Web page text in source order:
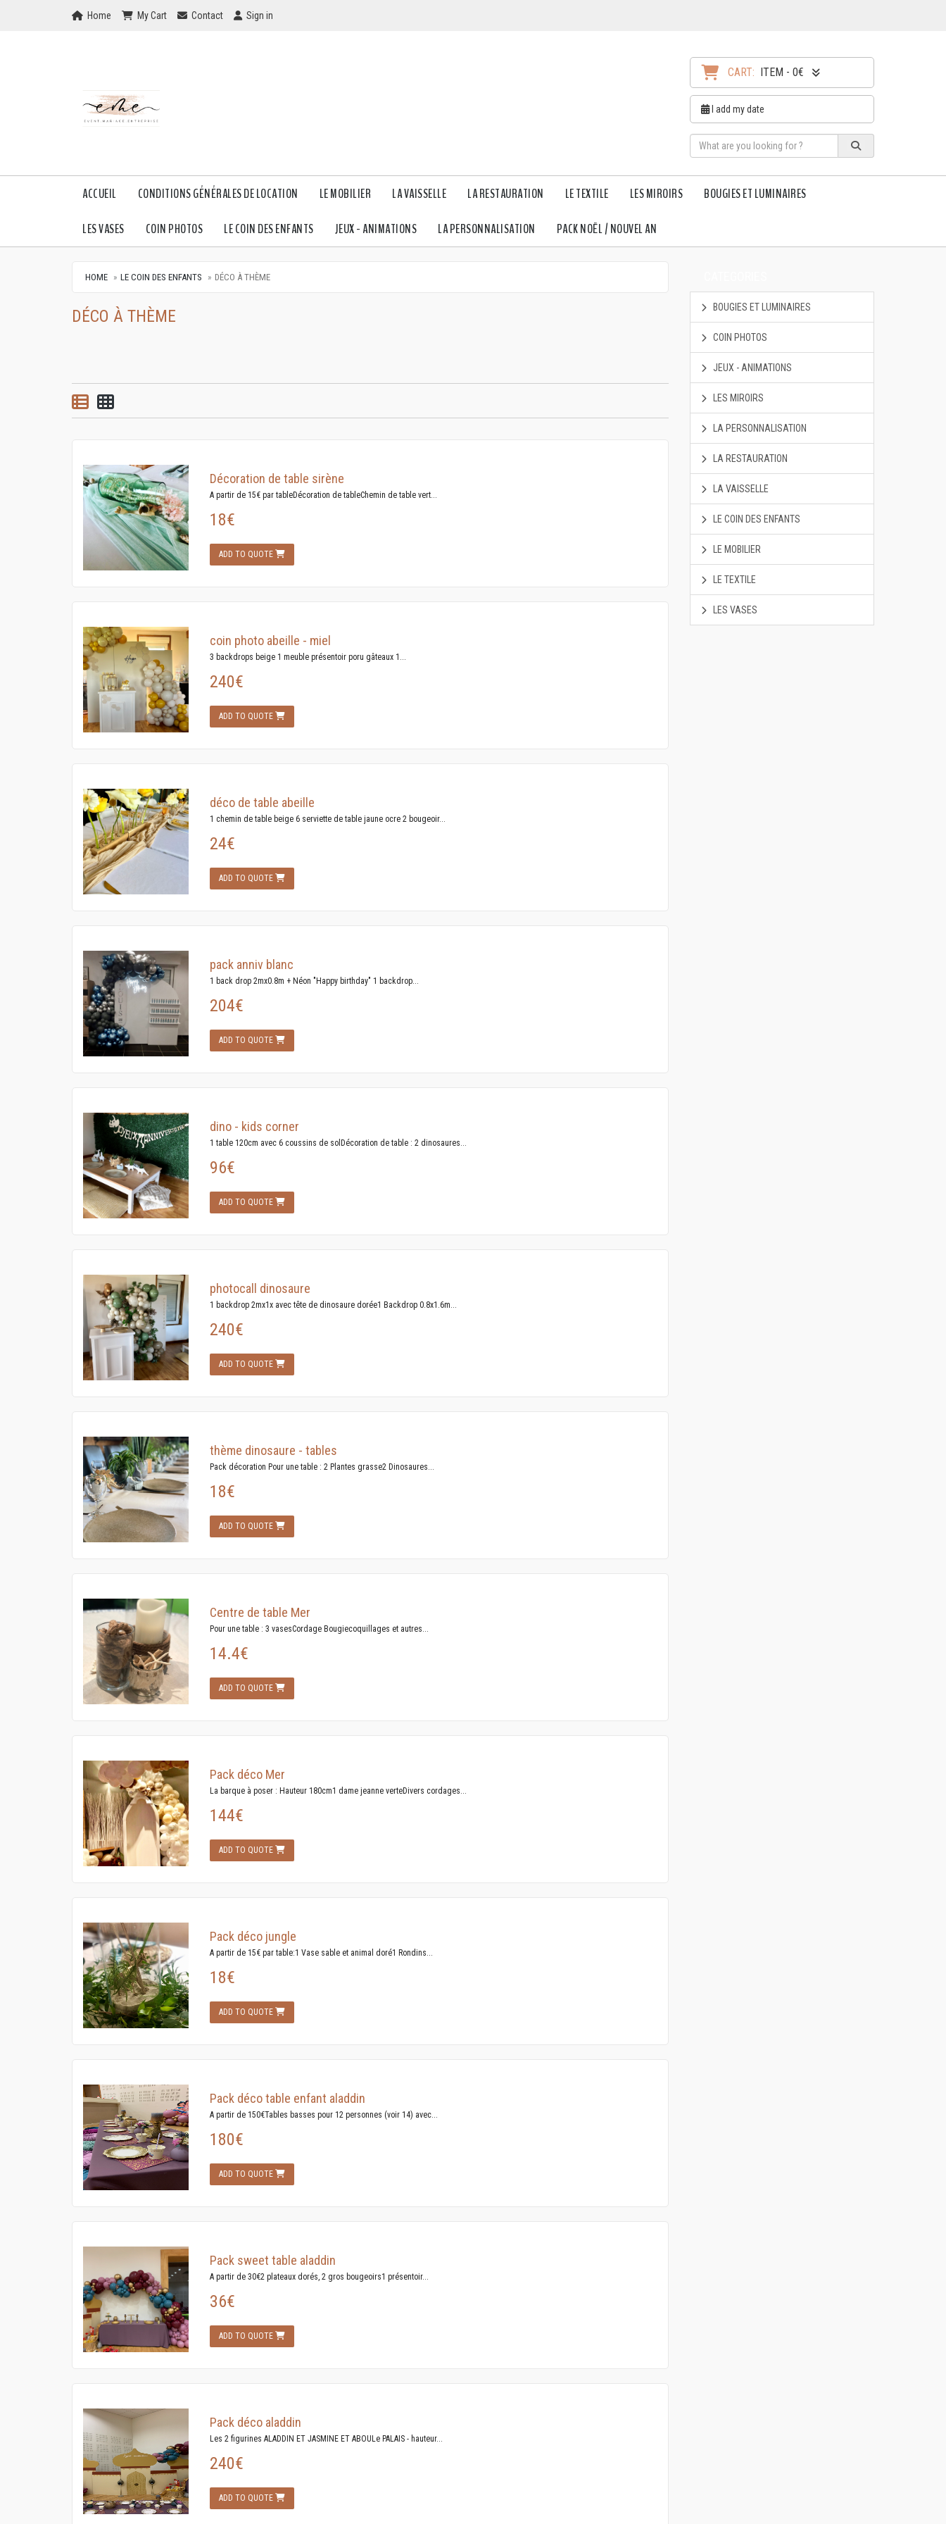
Home
Home My Cart
My Cart Checkout
Contact Checkout
Sign in
CART: ITEM - 0€
I add my date
ACCUEIL CONDITIONS GÉNÉRALES DE LOCATION LE MOBILIER LA VAISSELLE LA RESTAURATION LE TEXTILE LES MIROIRS BOUGIES ET LUMINAIRES
LES VASES COIN PHOTOS LE COIN DES ENFANTS JEUX - ANIMATIONS LA PERSONNALISATION PACK NOËL / NOUVEL AN
HOME LE COIN DES ENFANTS DÉCO À THÈME
DÉCO À THÈME
List viewGrid view
Décoration de table sirène
A partir de 15€ par tableDécoration de tableChemin de table vert...
18€
ADD TO QUOTE
coin photo abeille - miel
3 backdrops beige 1 meuble présentoir poru gâteaux 1...
240€
ADD TO QUOTE
déco de table abeille
1 chemin de table beige 6 serviette de table jaune ocre 2 bougeoir...
24€
ADD TO QUOTE
pack anniv blanc
1 back drop 2mx0.8m + Néon "Happy birthday" 1 backdrop...
204€
ADD TO QUOTE
dino - kids corner
1 table 120cm avec 6 coussins de solDécoration de table : 2 dinosaures...
96€
ADD TO QUOTE
photocall dinosaure
1 backdrop 2mx1x avec tête de dinosaure dorée1 Backdrop 0.8x1.6m...
240€
ADD TO QUOTE
thème dinosaure - tables
Pack décoration Pour une table : 2 Plantes grasse2 Dinosaures...
18€
ADD TO QUOTE
Centre de table Mer
Pour une table : 3 vasesCordage Bougiecoquillages et autres...
14.4€
ADD TO QUOTE
Pack déco Mer
La barque à poser : Hauteur 180cm1 dame jeanne verteDivers cordages...
144€
ADD TO QUOTE
Pack déco jungle
A partir de 15€ par table:1 Vase sable et animal doré1 Rondins...
18€
ADD TO QUOTE
Pack déco table enfant aladdin
A partir de 150€Tables basses pour 12 personnes (voir 14) avec...
180€
ADD TO QUOTE
Pack sweet table aladdin
A partir de 30€2 plateaux dorés, 2 gros bougeoirs1 présentoir...
36€
ADD TO QUOTE
Pack déco aladdin
Les 2 figurines ALADDIN ET JASMINE ET ABOULe PALAIS - hauteur...
240€
ADD TO QUOTE
BOUGIES ET LUMINAIRES
COIN PHOTOS
JEUX - ANIMATIONS
LES MIROIRS
LA PERSONNALISATION
LA RESTAURATION
LA VAISSELLE
LE COIN DES ENFANTS
LE MOBILIER
LE TEXTILE
LES VASES